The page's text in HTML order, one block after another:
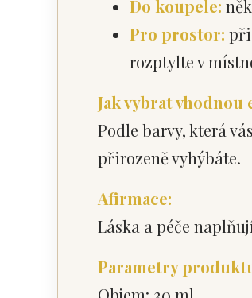
Do koupele:
Pro prostor:
rozptylte v
Jak vybrat vhodnou
Podle barvy, která
přirozeně vyhýbáte.
Afirmace:
Láska a péče
Parametry